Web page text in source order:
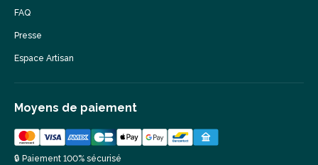
FAQ
Presse
Espace Artisan
Moyens de paiement
🔒 Paiement 100% sécurisé